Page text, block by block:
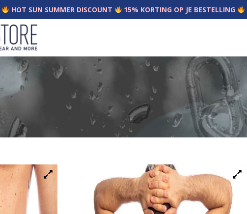
HOT SUN SUMMER DISCOUNT 15% KORTING OP JE BESTELLING